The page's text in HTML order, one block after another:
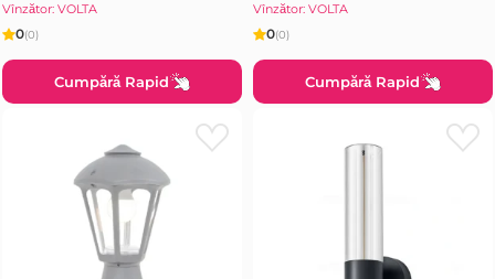
Vînzător: VOLTA
0(0)
Cumpără Rapid
Vînzător: VOLTA
0(0)
Cumpără Rapid